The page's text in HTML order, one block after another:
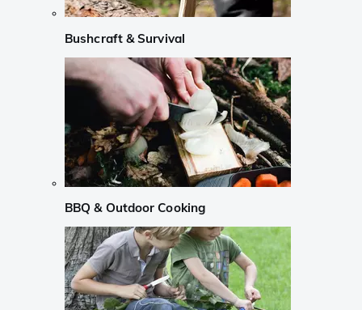
Bushcraft & Survival
BBQ & Outdoor Cooking